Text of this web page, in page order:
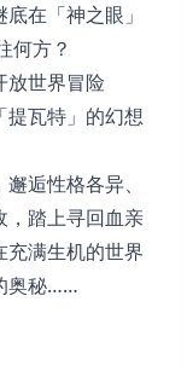
在「神之眼」
何方？
放世界冒险
提瓦特」的幻想
逅性格各异、
，踏上寻回血亲
充满生机的世界
奥秘……